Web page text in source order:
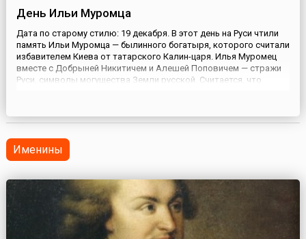
День Ильи Муромца
Дата по старому стилю: 19 декабря. В этот день на Руси чтили
память Ильи Муромца — былинного богатыря, которого считали
избавителем Киева от татарского Калин-царя. Илья Муромец
вместе с Добрыней Никитичем и Алешей Поповичем — стражи
Руси, символы могущества Земли русской. Считается, что
Именины